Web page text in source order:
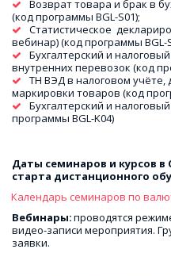
Возврат товара и брак в
(код программы BGL-S01);
Статистическое
вебинар) (код программы BGL-
Бухгалтерский и
внутренних перевозок (код
ТН ВЭД в налоговом учёте,
маркировки товаров (код
Бухгалтерский и
программы BGL-K04)
Даты семинаров и курсов в
старта дистанционного
Календарь семинаров по
Вебинары: проводятся
видео-записи мероприятия.
заявки.